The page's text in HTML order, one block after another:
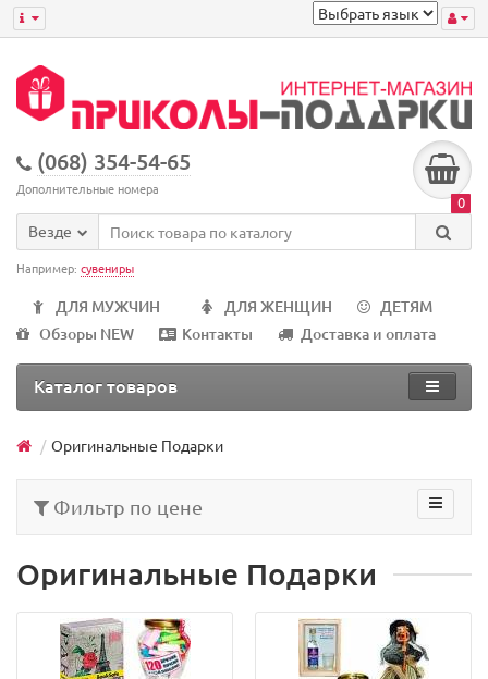
(068) 354-54-65
Дополнительные номера
0
Везде
Например: сувениры
ДЛЯ МУЖЧИН ДЛЯ ЖЕНЩИН
ДЕТЯМ
Обзоры NEW
Контакты Доставка и оплата
Каталог товаров
Оригинальные Подарки
Фильтр по цене
Оригинальные Подарки